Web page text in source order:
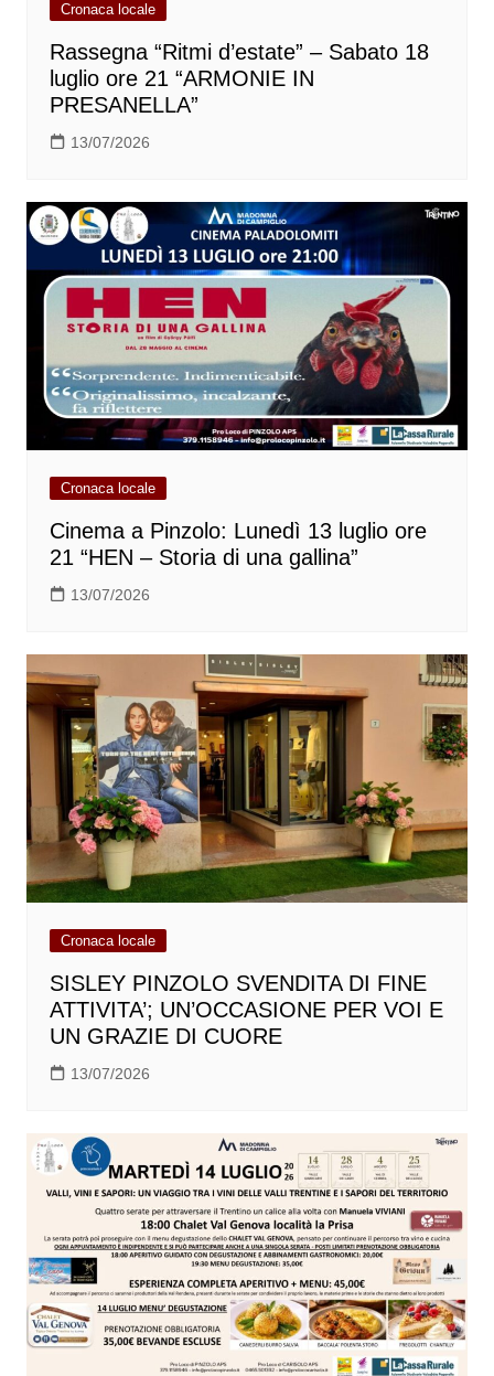
Cronaca locale
Rassegna “Ritmi d’estate” – Sabato 18
luglio ore 21 “ARMONIE IN
PRESANELLA”
13/07/2026
Cronaca locale
Cinema a Pinzolo: Lunedì 13 luglio ore
21 “HEN – Storia di una gallina”
13/07/2026
Cronaca locale
SISLEY PINZOLO SVENDITA DI FINE
ATTIVITA’; UN’OCCASIONE PER VOI E
UN GRAZIE DI CUORE
13/07/2026